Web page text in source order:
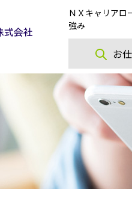
ＮＸキャリアロ
強み
お